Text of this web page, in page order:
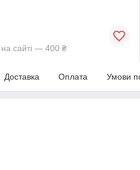
сайті — 400 ₴
Доставка Оплата Умови